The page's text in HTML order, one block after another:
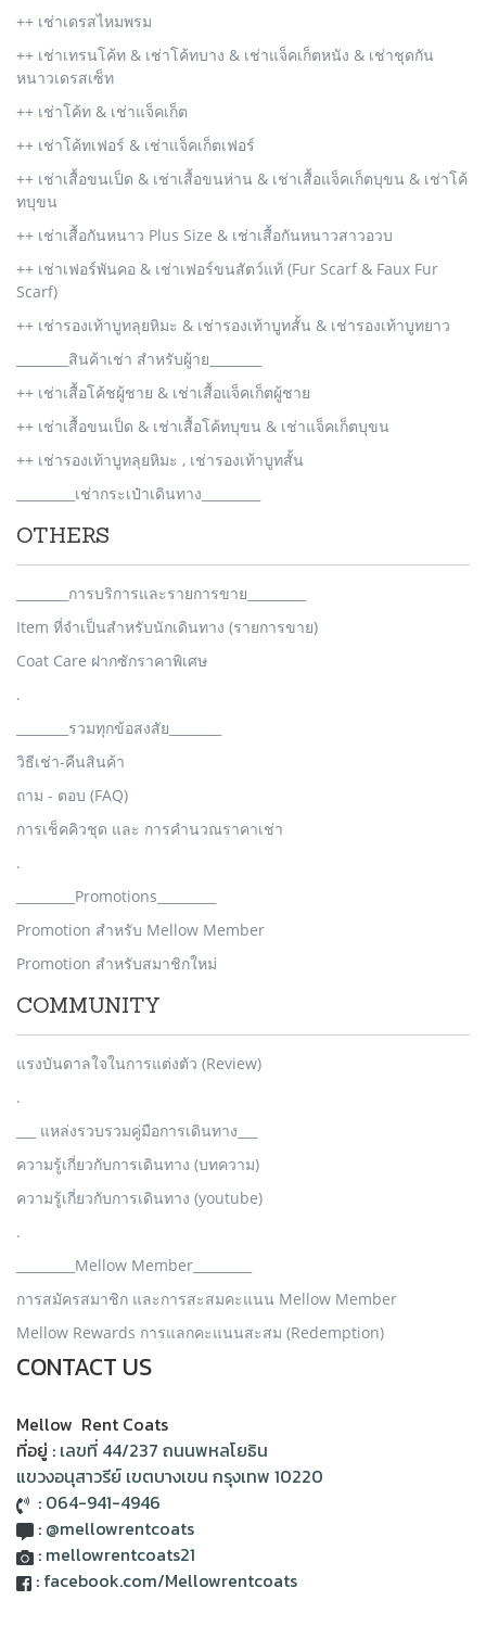
++ เช่าเดรสไหมพรม
++ เช่าเทรนโค้ท & เช่าโค้ทบาง & เช่าแจ็คเก็ตหนัง & เช่าชุดกัน
หนาวเดรสเซ็ท
++ เช่าโค้ท & เช่าแจ็คเก็ต
++ เช่าโค้ทเฟอร์ & เช่าแจ็คเก็ตเฟอร์
++ เช่าเสื้อขนเป็ด & เช่าเสื้อขนห่าน & เช่าเสื้อแจ็คเก็ตบุขน & เช่าโค้
ทบุขน
++ เช่าเสื้อกันหนาว Plus Size & เช่าเสื้อกันหนาวสาวอวบ
++ เช่าเฟอร์พันคอ & เช่าเฟอร์ขนสัตว์แท้ (Fur Scarf & Faux Fur
Scarf)
++ เช่ารองเท้าบูทลุยหิมะ & เช่ารองเท้าบูทสั้น & เช่ารองเท้าบูทยาว
________สินค้าเช่า สำหรับผู้าย________
++ เช่าเสื้อโค้ชผู้ชาย & เช่าเสื้อแจ็คเก็ตผู้ชาย
++ เช่าเสื้อขนเป็ด & เช่าเสื้อโค้ทบุขน & เช่าแจ็คเก็ตบุขน
++ เช่ารองเท้าบูทลุยหิมะ , เช่ารองเท้าบูทสั้น
_________เช่ากระเป๋าเดินทาง_________
OTHERS
________การบริการและรายการขาย_________
Item ที่จำเป็นสำหรับนักเดินทาง (รายการขาย)
Coat Care ฝากซักราคาพิเศษ
.
________รวมทุกข้อสงสัย________
วิธีเช่า-คืนสินค้า
ถาม - ตอบ (FAQ)
การเช็คคิวชุด และ การคำนวณราคาเช่า
.
_________Promotions_________
Promotion สำหรับ Mellow Member
Promotion สำหรับสมาชิกใหม่
COMMUNITY
แรงบันดาลใจในการแต่งตัว (Review)
.
___ แหล่งรวบรวมคู่มือการเดินทาง___
ความรู้เกี่ยวกับการเดินทาง (บทความ)
ความรู้เกี่ยวกับการเดินทาง (youtube)
.
_________Mellow Member_________
การสมัครสมาชิก และการสะสมคะแนน Mellow Member
Mellow Rewards การแลกคะแนนสะสม (Redemption)
CONTACT US
Mellow Rent Coats
ที่อยู่ : เลขที่ 44/237 ถนนพหลโยธิน
แขวงอนุสาวรีย์ เขตบางเขน กรุงเทพ 10220
: 064-941-4946
: @mellowrentcoats
: mellowrentcoats21
: facebook.com/Mellowrentcoats